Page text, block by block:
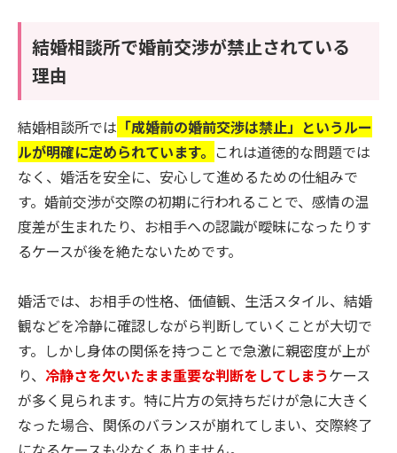
結婚相談所で婚前交渉が禁止されている
理由
結婚相談所では 「成婚前の婚前交渉は禁止」というルー
ルが明確に定められています。 これは道徳的な問題では
なく、婚活を安全に、安心して進めるための仕組みで
す。婚前交渉が交際の初期に行われることで、感情の温
度差が生まれたり、お相手への認識が曖昧になったりす
るケースが後を絶たないためです。
婚活では、お相手の性格、価値観、生活スタイル、結婚
観などを冷静に確認しながら判断していくことが大切で
す。しかし身体の関係を持つことで急激に親密度が上が
り、 冷静さを欠いたまま重要な判断をしてしまうケース
が多く見られます。特に片方の気持ちだけが急に大きく
なった場合、関係のバランスが崩れてしまい、交際終了